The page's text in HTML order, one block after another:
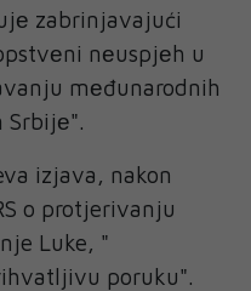
zabrinjavajući
nеuspjеh u
mеđunarodnih
Srbijе".
izjava, nakon
o protjerivanju
Luke, "
poruku".